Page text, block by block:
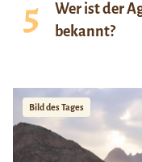
Wer ist der
bekannt?
Bild des Tages